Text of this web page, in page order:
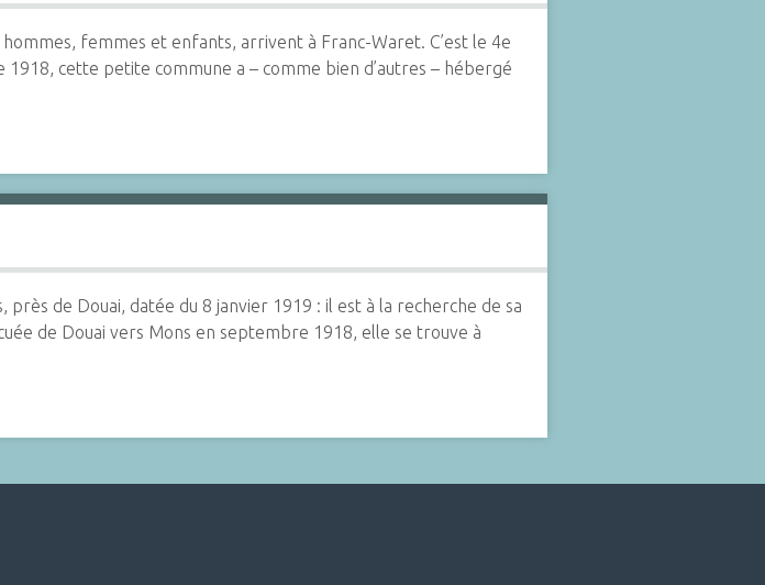
femmes et enfants, arrivent à Franc-Waret. C’est le 4e
cette petite commune a – comme bien d’autres – hébergé
de Douai, datée du 8 janvier 1919 : il est à la recherche de sa
de Douai vers Mons en septembre 1918, elle se trouve à